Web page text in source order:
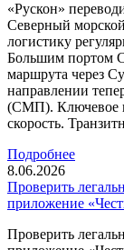
«Рускон»
Северный
логистику
Большим портом
маршрута через
направлении
(СМП). Ключевое
скорость.
Подробнее
8.06.2026
Проверить
приложение
Проверить